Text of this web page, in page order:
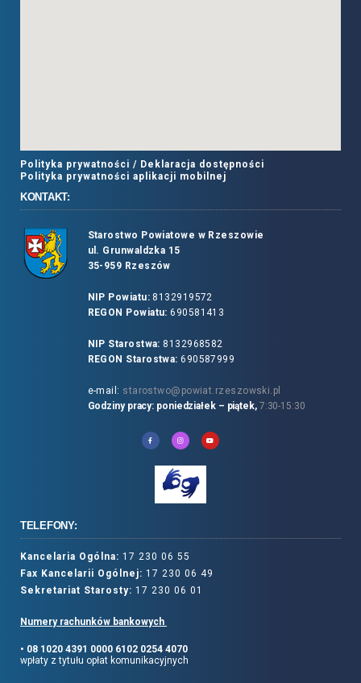
Polityka prywatności / Deklaracja dostępności
Polityka prywatności aplikacji mobilnej
KONTAKT:
Starostwo Powiatowe w Rzeszowie
ul. Grunwaldzka 15
35-959 Rzeszów
NIP Powiatu:8132919572
REGON Powiatu: 690581413
NIP Starostwa: 8132968582
REGON Starostwa: 690587999
e-mail: starostwo@powiat.rzeszowski.pl
Godziny pracy: poniedziałek – piątek, 7:30-15:30
TELEFONY:
Kancelaria Ogólna: 17 230 06 55
Fax Kancelarii Ogólnej: 17 230 06 49
Sekretariat Starosty: 17 230 06 01
Numery rachunków bankowych
• 08 1020 4391 0000 6102 0254 4070
wpłaty z tytułu opłat komunikacyjnych